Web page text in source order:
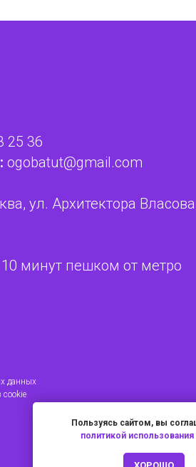
25 36
ogobatut@gmail.com
ул. Архитектора
10 минут пешком от метро
данных
cookie
Пользуясь сайтом, вы
политикой